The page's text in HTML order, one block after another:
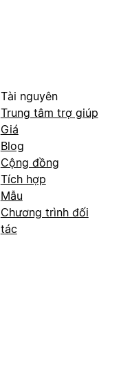
Tài nguyên
Trung tâm trợ giúp
Giá
Blog
Cộng đồng
Tích hợp
Mẫu
Chương trình đối
tác